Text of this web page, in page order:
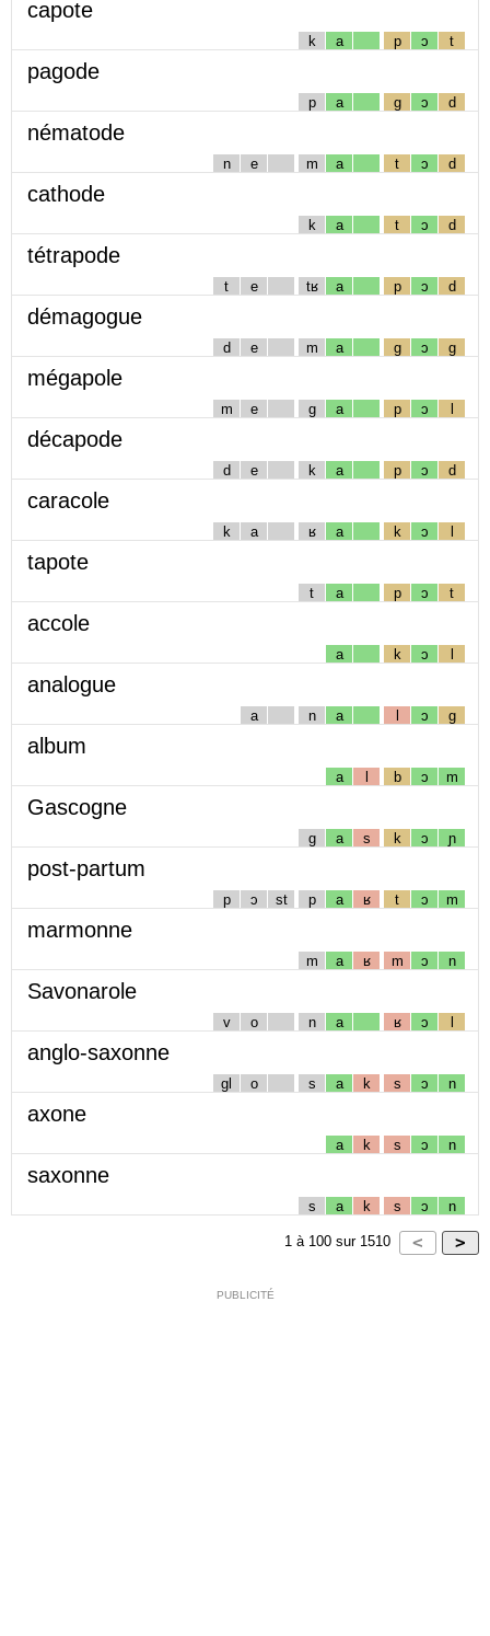
capote
k a p ɔ t
pagode
p a g ɔ d
nématode
n e m a t ɔ d
cathode
k a t ɔ d
tétrapode
t e tʁ a p ɔ d
démagogue
d e m a g ɔ g
mégapole
m e g a p ɔ l
décapode
d e k a p ɔ d
caracole
k a ʁ a k ɔ l
tapote
t a p ɔ t
accole
a k ɔ l
analogue
a n a l ɔ g
album
a l b ɔ m
Gascogne
g a s k ɔ ɲ
post-partum
p ɔ st p a ʁ t ɔ m
marmonne
m a ʁ m ɔ n
Savonarole
v o n a ʁ ɔ l
anglo-saxonne
gl o s a k s ɔ n
axone
a k s ɔ n
saxonne
s a k s ɔ n
1 à 100 sur 1510
PUBLICITÉ